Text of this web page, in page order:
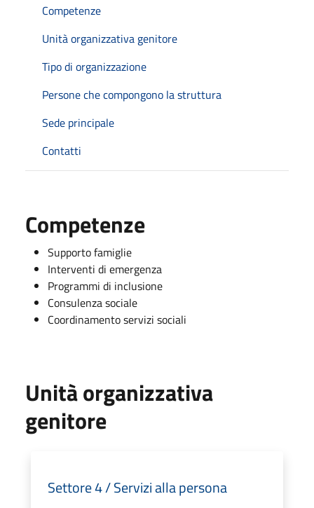
Competenze
Unità organizzativa genitore
Tipo di organizzazione
Persone che compongono la struttura
Sede principale
Contatti
Competenze
Supporto famiglie
Interventi di emergenza
Programmi di inclusione
Consulenza sociale
Coordinamento servizi sociali
Unità organizzativa
genitore
Settore 4 / Servizi alla persona